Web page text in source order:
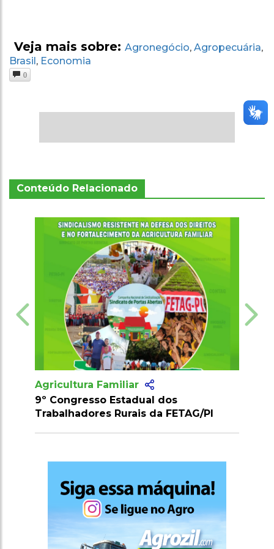
Veja mais sobre: Agronegócio, Agropecuária,
Brasil, Economia
0
Conteúdo Relacionado
PI
Agricultura Familiar
3ª Expomafra: Valorização da
produção rural em Cabeceiras do